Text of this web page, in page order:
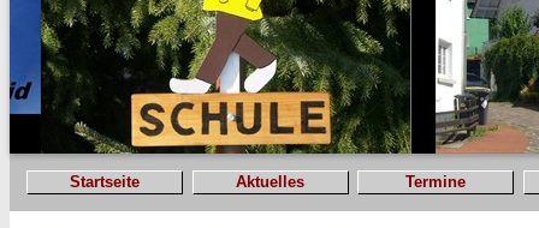
Startseite Aktuelles Termine